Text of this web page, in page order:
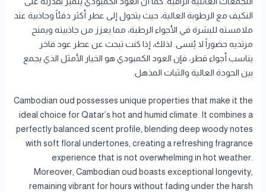
التكيف مع الرطوبة العالية، حيث يتحول إلى عطر أكثر دفئاً وجاذبية عند
ملامسته للبشرة في الأجواء الرطبة، مما يعزز من جاذبيته ويمنح
مرتديه حضوراً لا يُنسى. لذلك، إذا كنت تبحث عن عطر عود فاخر
يناسب أجواء قطر، فإن العود الكمبودي هو الخيار الأمثل الذي يجمع
بين الجودة العالية والثبات المذهل.
Cambodian oud possesses unique properties that make it the
ideal choice for Qatar’s hot and humid climate. It combines a
perfectly balanced scent profile, blending deep woody notes
with soft floral undertones, creating a refreshing fragrance
experience that is not overwhelming in hot weather.
Moreover, Cambodian oud boasts exceptional longevity,
remaining vibrant for hours without fading under the harsh